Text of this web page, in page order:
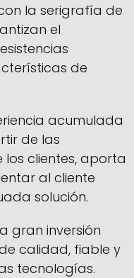
la serigrafía de
el
de
acumulada
de las
clientes, aporta
al cliente
solución.
gran inversión
calidad, fiable y
tecnologías.